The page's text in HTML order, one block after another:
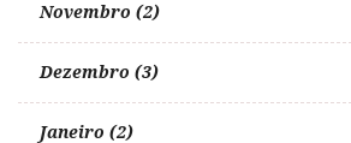
Novembro (2)
Dezembro (3)
Janeiro (2)